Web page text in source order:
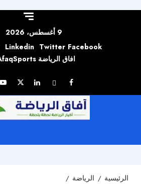
9 أغسطس، 2026
Facebook
Twitter
Linkedin
افاق الرياضة AfaqSports
الرئيسية
الرياضة